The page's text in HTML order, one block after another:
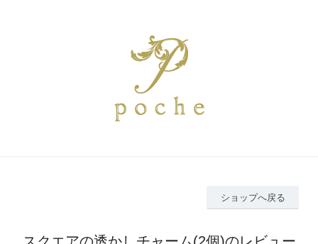
ショップへ戻る
スクエアの透かしチャーム(2個)のレビュー